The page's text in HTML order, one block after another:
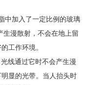
中加入了一定比例的玻璃
生漫散射，不会在地上留
工作环境。
线通过它时不会产生漫
显的光带。当人抬头时